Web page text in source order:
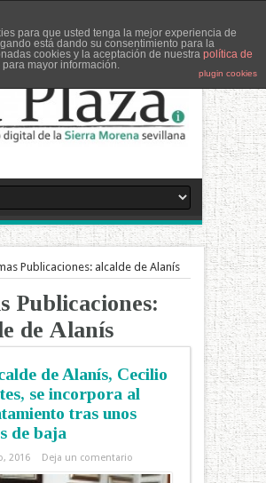
para que usted tenga la mejor experiencia de
está dando su consentimiento para la
cookies y la aceptación de nuestra política de
mayor información.
plugin cookies
Publicaciones: alcalde de Alanís
Publicaciones:
de Alanís
de Alanís, Cecilio
se incorpora al
tras unos
de baja
2016 Deja un comentario